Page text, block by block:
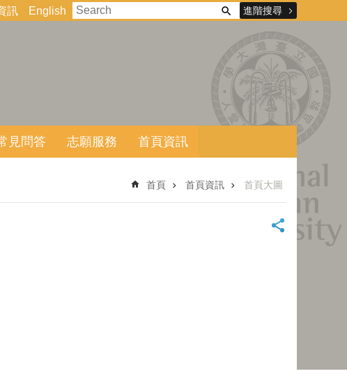
訊 English 進階搜尋
見問答 志願服務 首頁資訊
首頁 首頁資訊 首頁大圖